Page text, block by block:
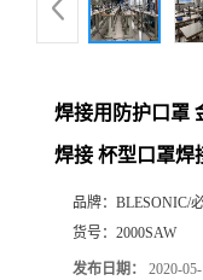
焊接用防护口罩
焊接 杯型口罩焊
品牌： BLESONIC/
货号： 2000SAW
发布日期： 2020-